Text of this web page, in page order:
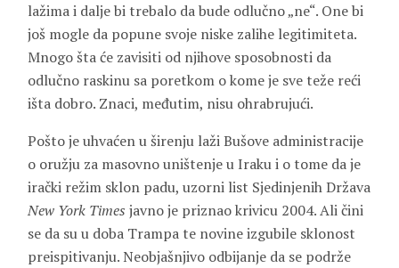
lažima i dalje bi trebalo da bude odlučno „ne“. One bi
još mogle da popune svoje niske zalihe legitimiteta.
Mnogo šta će zavisiti od njihove sposobnosti da
odlučno raskinu sa poretkom o kome je sve teže reći
išta dobro. Znaci, međutim, nisu ohrabrujući.
Pošto je uhvaćen u širenju laži Bušove administracije
o oružju za masovno uništenje u Iraku i o tome da je
irački režim sklon padu, uzorni list Sjedinjenih Država
New York Times javno je priznao krivicu 2004. Ali čini
se da su u doba Trampa te novine izgubile sklonost
preispitivanju. Neobjašnjivo odbijanje da se podrže